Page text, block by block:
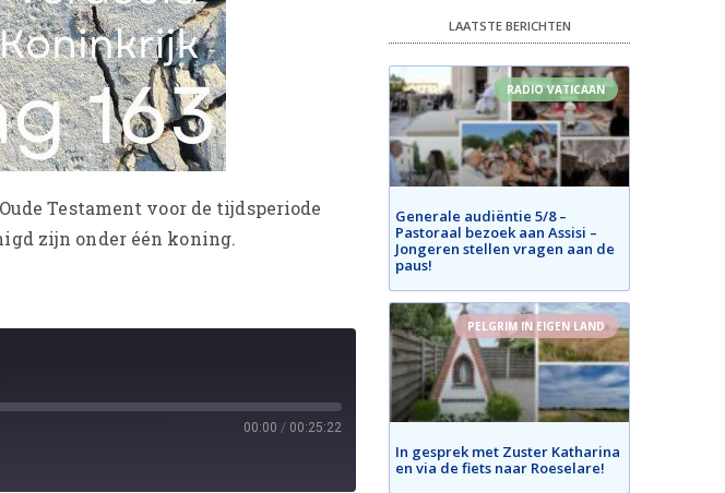
Testament voor de tijdsperiode
zijn onder één koning.
00:00 / 00:25:22
LAATSTE BERICHTEN
RADIO VATICAAN
Generale audiëntie 5/8 –
Pastoraal bezoek aan Assisi –
Jongeren stellen vragen aan de
paus!
PELGRIM IN EIGEN LAND
In gesprek met Zuster Katharina
en via de fiets naar Roeselare!